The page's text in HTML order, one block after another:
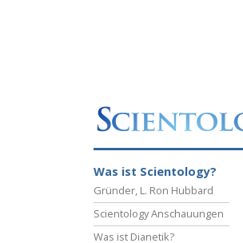
Was ist Scientology?
Gründer, L. Ron Hubbard
Scientology Anschauungen
Was ist Dianetik?